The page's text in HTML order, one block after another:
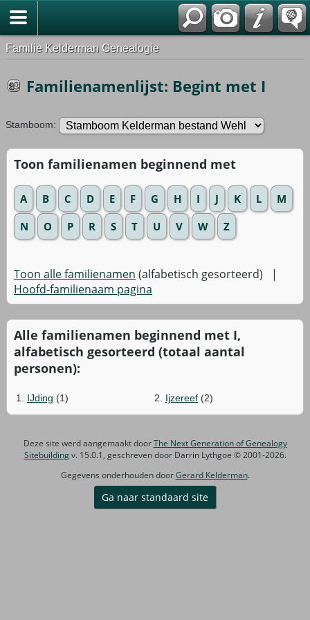
Familie Kelderman Genealogie
Familienamenlijst: Begint met I
Stamboom:
Toon familienamen beginnend met
A B C D E F G H I J K L
M
N
O P R S T U V W Z
Toon alle familienamen (alfabetisch gesorteerd) |
Hoofd-familienaam pagina
Alle familienamen beginnend met I,
alfabetisch gesorteerd (totaal aantal
personen):
1. IJding (1) 2. Ijzereef (2)
Deze site werd aangemaakt doorThe Next Generation of Genealogy
Sitebuildingv. 15.0.1, geschreven door Darrin Lythgoe © 2001-2026.
Gegevens onderhouden doorGerard Kelderman.
Ga naar standaard site